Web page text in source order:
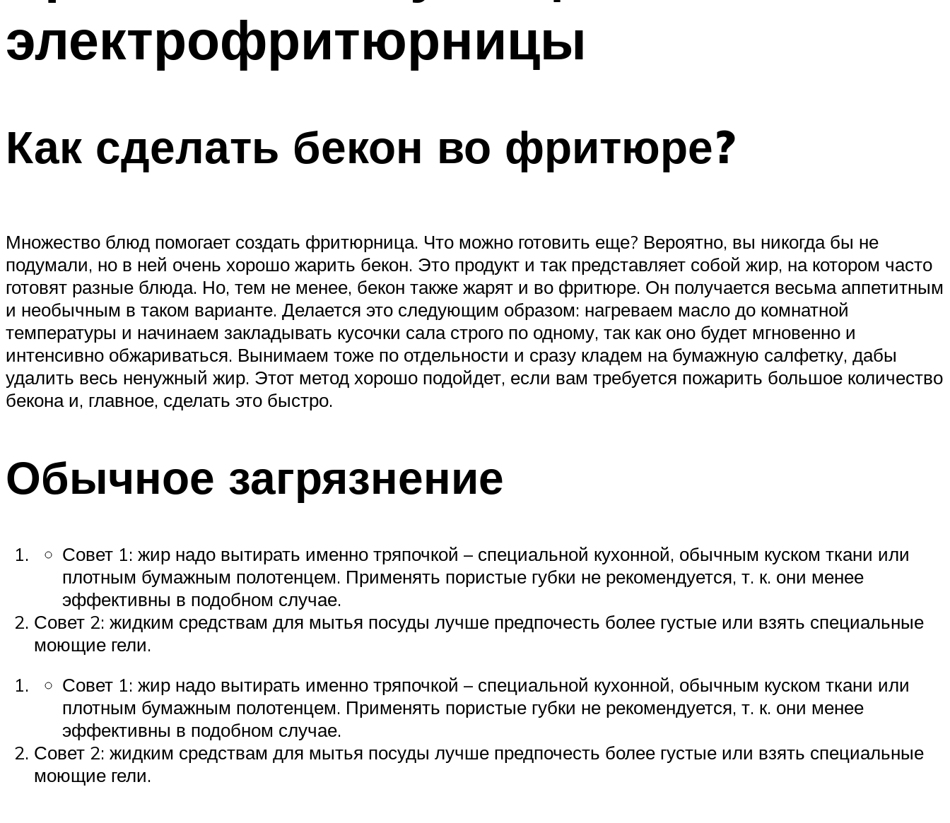
электрофритюрницы
Как сделать бекон во фритюре?
Множество блюд помогает создать фритюрница. Что можно готовить еще? Вероятно, вы никогда бы не
подумали, но в ней очень хорошо жарить бекон. Это продукт и так представляет собой жир, на котором часто
готовят разные блюда. Но, тем не менее, бекон также жарят и во фритюре. Он получается весьма аппетитным
и необычным в таком варианте. Делается это следующим образом: нагреваем масло до комнатной
температуры и начинаем закладывать кусочки сала строго по одному, так как оно будет мгновенно и
интенсивно обжариваться. Вынимаем тоже по отдельности и сразу кладем на бумажную салфетку, дабы
удалить весь ненужный жир. Этот метод хорошо подойдет, если вам требуется пожарить большое количество
бекона и, главное, сделать это быстро.
Обычное загрязнение
Совет 1: жир надо вытирать именно тряпочкой – специальной кухонной, обычным куском ткани или
плотным бумажным полотенцем. Применять пористые губки не рекомендуется, т. к. они менее
эффективны в подобном случае.
Совет 2: жидким средствам для мытья посуды лучше предпочесть более густые или взять специальные
моющие гели.
Совет 1: жир надо вытирать именно тряпочкой – специальной кухонной, обычным куском ткани или
плотным бумажным полотенцем. Применять пористые губки не рекомендуется, т. к. они менее
эффективны в подобном случае.
Совет 2: жидким средствам для мытья посуды лучше предпочесть более густые или взять специальные
моющие гели.